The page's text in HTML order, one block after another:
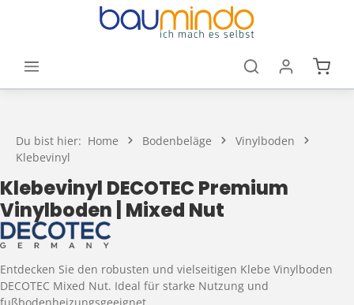
Zum Hauptinhalt springen
Du bist hier: Home Bodenbeläge
Vinylboden
Klebevinyl
Klebevinyl DECOTEC Premium
Vinylboden | Mixed Nut
Entdecken Sie den robusten und vielseitigen Klebe Vinylboden
DECOTEC Mixed Nut. Ideal für starke Nutzung und
fußbodenheizungsgeeignet.